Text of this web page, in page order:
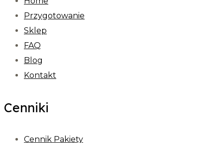
Przygotowanie
Sklep
FAQ
Blog
Kontakt
Cenniki
Cennik Pakiety